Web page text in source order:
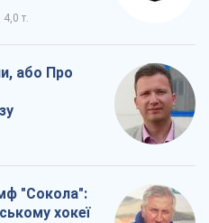
4,0 т.
або Про
"Сокола":
хокеї